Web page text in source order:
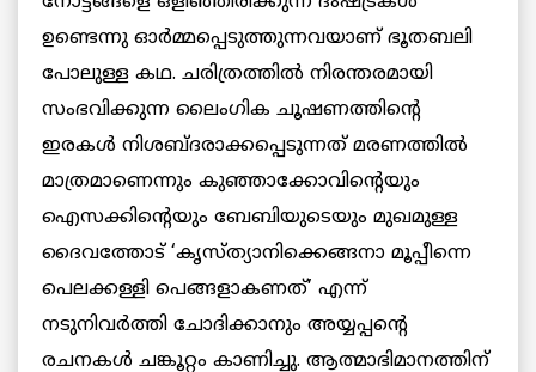
ഉണ്ടെന്നു ഓര്‍മ്മപ്പെടുത്തുന്നവയാണ് ഭൂതബലി
പോലുള്ള കഥ. ചരിത്രത്തില്‍ നിരന്തരമായി
സംഭവിക്കുന്ന ലൈംഗിക ചൂഷണത്തിന്റെ
ഇരകൾ നിശബ്ദരാക്കപ്പെടുന്നത് മരണത്തിൽ
മാത്രമാണെന്നും കുഞ്ഞാക്കോവിന്റെയും
ഐസക്കിന്റെയും ബേബിയുടെയും മുഖമുള്ള
ദൈവത്തോട് ‘കൃസ്ത്യാനിക്കെങ്ങനാ മൂപ്പീന്നെ
പെലക്കള്ളി പെങ്ങളാകണത്’ എന്ന്
നടുനിവര്‍ത്തി ചോദിക്കാനും അയ്യപ്പന്റെ
രചനകൾ ചങ്കൂറ്റം കാണിച്ചു. ആത്മാഭിമാനത്തിന്